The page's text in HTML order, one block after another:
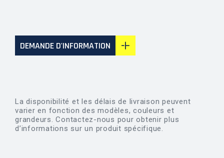
DEMANDE D'INFORMATION
La disponibilité et les délais de livraison peuvent
varier en fonction des modèles, couleurs et
grandeurs. Contactez-nous pour obtenir plus
d’informations sur un produit spécifique.